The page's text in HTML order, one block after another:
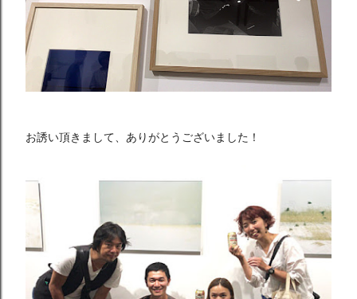
お誘い頂きまして、ありがとうございました！